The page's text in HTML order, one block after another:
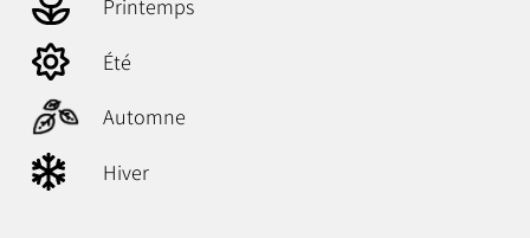
Printemps
Été
Automne
Hiver